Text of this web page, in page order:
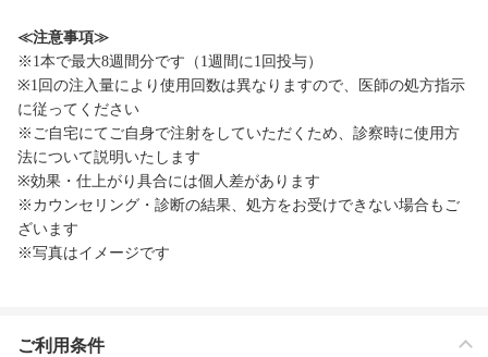
≪注意事項≫
※1本で最大8週間分です（1週間に1回投与）
※1回の注入量により使用回数は異なりますので、医師の処方指示
に従ってください
※ご自宅にてご自身で注射をしていただくため、診察時に使用方
法について説明いたします
※効果・仕上がり具合には個人差があります
※カウンセリング・診断の結果、処方をお受けできない場合もご
ざいます
※写真はイメージです
ご利用条件